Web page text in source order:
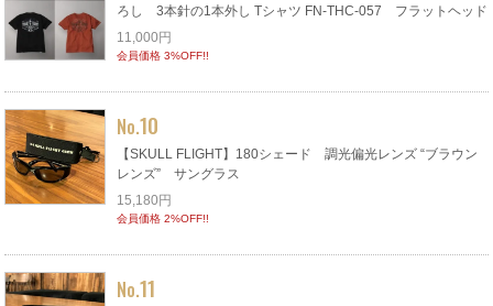
ろし 3本針の1本外し Tシャツ FN-THC-057 フラットヘッド
11,000円
会員価格 3%OFF!!
No.10
【SKULL FLIGHT】180シェード 調光偏光レンズ “ブラウン
レンズ” サングラス
15,180円
会員価格 2%OFF!!
No.11